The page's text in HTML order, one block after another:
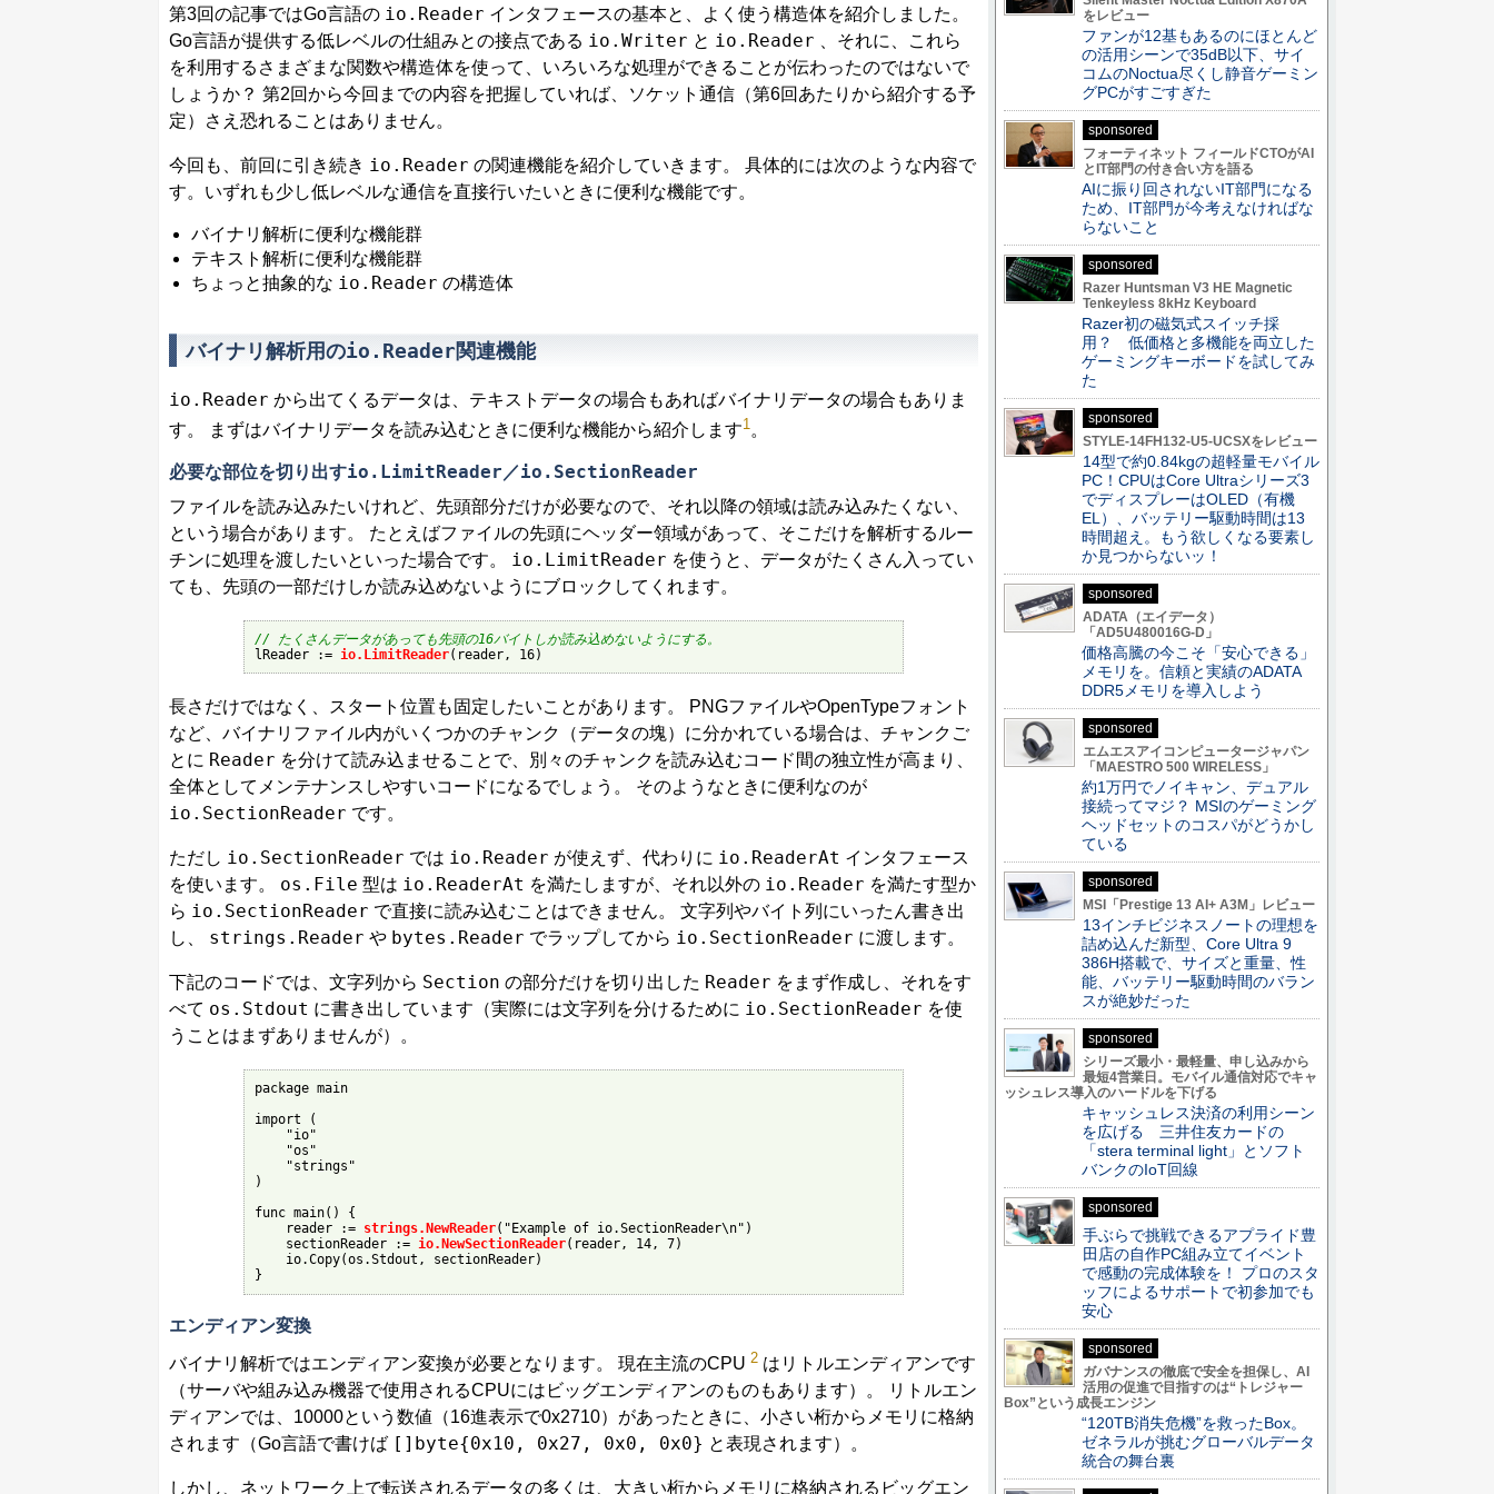
第3回の記事ではGo言語の io.Reader インタフェースの基本と、よく使う構造体を紹介しました。
Go言語が提供する低レベルの仕組みとの接点である io.Writer と io.Reader 、それに、これら
を利用するさまざまな関数や構造体を使って、いろいろな処理ができることが伝わったのではないで
しょうか？ 第2回から今回までの内容を把握していれば、ソケット通信（第6回あたりから紹介する予
定）さえ恐れることはありません。
今回も、前回に引き続き io.Reader の関連機能を紹介していきます。 具体的には次のような内容で
す。いずれも少し低レベルな通信を直接行いたいときに便利な機能です。
バイナリ解析に便利な機能群
テキスト解析に便利な機能群
ちょっと抽象的な io.Reader の構造体
バイナリ解析用のio.Reader関連機能
io.Reader から出てくるデータは、テキストデータの場合もあればバイナリデータの場合もありま
す。 まずはバイナリデータを読み込むときに便利な機能から紹介します1 。
必要な部位を切り出すio.LimitReader ／io.SectionReader
ファイルを読み込みたいけれど、先頭部分だけが必要なので、それ以降の領域は読み込みたくない、
という場合があります。 たとえばファイルの先頭にヘッダー領域があって、そこだけを解析するルー
チンに処理を渡したいといった場合です。 io.LimitReader を使うと、データがたくさん入ってい
ても、先頭の一部だけしか読み込めないようにブロックしてくれます。
// たくさんデータがあっても先頭の16バイトしか読み込めないようにする。
lReader := io.LimitReader(reader, 16)
長さだけではなく、スタート位置も固定したいことがあります。 PNGファイルやOpenTypeフォント
など、バイナリファイル内がいくつかのチャンク（データの塊）に分かれている場合は、チャンクご
とに Reader を分けて読み込ませることで、別々のチャンクを読み込むコード間の独立性が高まり、
全体としてメンテナンスしやすいコードになるでしょう。 そのようなときに便利なのが
io.SectionReader です。
ただし io.SectionReader では io.Reader が使えず、代わりに io.ReaderAt インタフェース
を使います。 os.File 型は io.ReaderAt を満たしますが、それ以外の io.Reader を満たす型か
ら io.SectionReader で直接に読み込むことはできません。 文字列やバイト列にいったん書き出
し、 strings.Reader や bytes.Reader でラップしてから io.SectionReader に渡します。
下記のコードでは、文字列から Section の部分だけを切り出した Reader をまず作成し、それをす
べて os.Stdout に書き出しています（実際には文字列を分けるために io.SectionReader を使
うことはまずありませんが）。
package main
import (
"io"
"os"
"strings"
)
func main() {
reader := strings.NewReader("Example of io.SectionReader\n")
sectionReader := io.NewSectionReader(reader, 14, 7)
io.Copy(os.Stdout, sectionReader)
}
エンディアン変換
バイナリ解析ではエンディアン変換が必要となります。 現在主流のCPU 2 はリトルエンディアンです
（サーバや組み込み機器で使用されるCPUにはビッグエンディアンのものもあります）。 リトルエン
ディアンでは、10000という数値（16進表示で0x2710）があったときに、小さい桁からメモリに格納
されます（Go言語で書けば []byte{0x10, 0x27, 0x0, 0x0} と表現されます）。
しかし、ネットワーク上で転送されるデータの多くは、大きい桁からメモリに格納されるビッグエン
をレビュー
ファンが12基もあるのにほとんど
の活用シーンで35dB以下、サイ
コムのNoctua尽くし静音ゲーミン
グPCがすごすぎた
sponsored
フォーティネット フィールドCTOがAI
とIT部門の付き合い方を語る
AIに振り回されないIT部門になる
ため、IT部門が今考えなければな
らないこと
sponsored
Razer Huntsman V3 HE Magnetic
Tenkeyless 8kHz Keyboard
Razer初の磁気式スイッチ採
用？ 低価格と多機能を両立した
ゲーミングキーボードを試してみ
た
sponsored
STYLE-14FH132-U5-UCSXをレビュー
14型で約0.84kgの超軽量モバイル
PC！CPUはCore Ultraシリーズ3
でディスプレーはOLED（有機
EL）、バッテリー駆動時間は13
時間超え。もう欲しくなる要素し
か見つからないッ！
sponsored
ADATA（エイデータ）
「AD5U480016G-D」
価格高騰の今こそ「安心できる」
メモリを。信頼と実績のADATA
DDR5メモリを導入しよう
sponsored
エムエスアイコンピュータージャパン
「MAESTRO 500 WIRELESS」
約1万円でノイキャン、デュアル
接続ってマジ？ MSIのゲーミング
ヘッドセットのコスパがどうかし
ている
sponsored
MSI「Prestige 13 AI+ A3M」レビュー
13インチビジネスノートの理想を
詰め込んだ新型、Core Ultra 9
386H搭載で、サイズと重量、性
能、バッテリー駆動時間のバラン
スが絶妙だった
sponsored
シリーズ最小・最軽量、申し込みから
最短4営業日。モバイル通信対応でキャ
ッシュレス導入のハードルを下げる
キャッシュレス決済の利用シーン
を広げる 三井住友カードの
「stera terminal light」とソフト
バンクのIoT回線
sponsored
手ぶらで挑戦できるアプライド豊
田店の自作PC組み立てイベント
で感動の完成体験を！ プロのスタ
ッフによるサポートで初参加でも
安心
sponsored
ガバナンスの徹底で安全を担保し、AI
活用の促進で目指すのは“トレジャー
Box”という成長エンジン
“120TB消失危機”を救ったBox。
ゼネラルが挑むグローバルデータ
統合の舞台裏